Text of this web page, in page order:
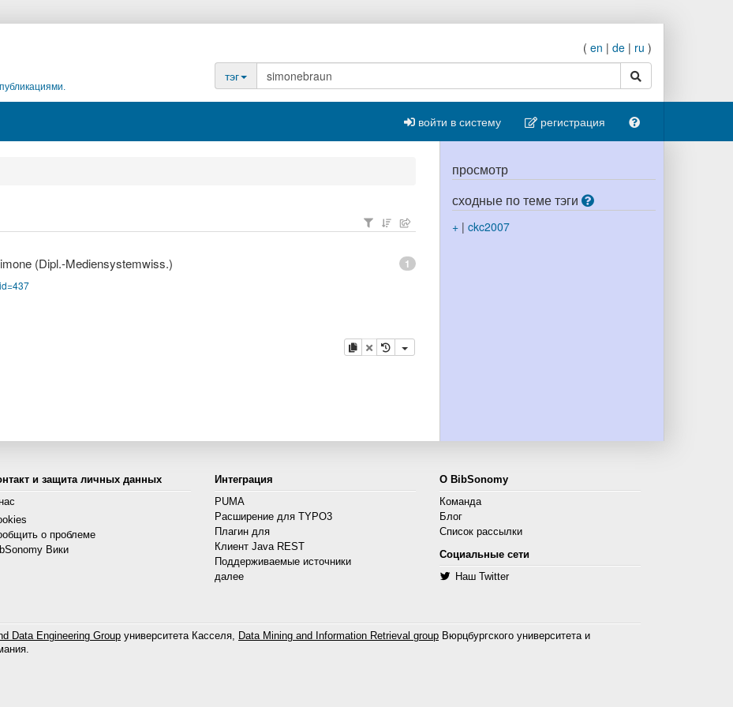
( en | de | ru )
тэг
поиск
войти в систему регистрация
1
(Dipl.-Mediensystemwiss.)
копировать
удалить
просмотр
сходные по теме тэги
+| ckc2007
и защита личных данных
о проблеме
Вики
Интеграция
PUMA
Расширение для TYPO3
Плагин для
Клиент Java REST
Поддерживаемые источники
далее
О BibSonomy
Команда
Блог
Список рассылки
Социальные сети
Наш Twitter
Data Engineering Group университета Касселя, Data Mining and Information Retrieval group Вюрцбургского университета и